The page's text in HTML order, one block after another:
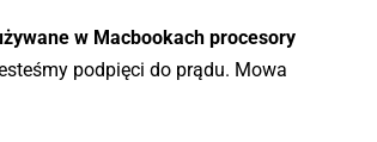
w Macbookach procesory
podpięci do prądu. Mowa